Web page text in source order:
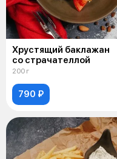
Хрустящий баклажан
со страчателлой
200 г
790 ₽